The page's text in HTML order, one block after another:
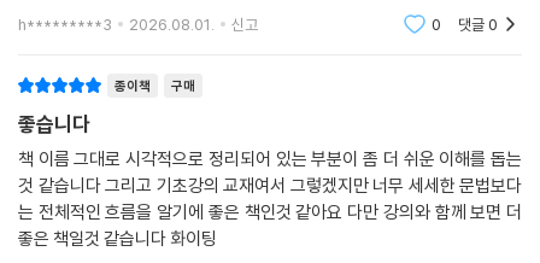
영어가 단순한 텍스트가 아니라 하나의 그림처럼 머릿속에 구조로 자리 잡
h*********3 2026.08.01. 신고 0 댓글0
종이책 구매
좋습니다
책 이름 그대로 시각적으로 정리되어 있는 부분이 좀 더 쉬운 이해를 돕는
것 같습니다 그리고 기초강의 교재여서 그렇겠지만 너무 세세한 문법보다
는 전체적인 흐름을 알기에 좋은 책인것 같아요 다만 강의와 함께 보면 더
좋은 책일것 같습니다 화이팅